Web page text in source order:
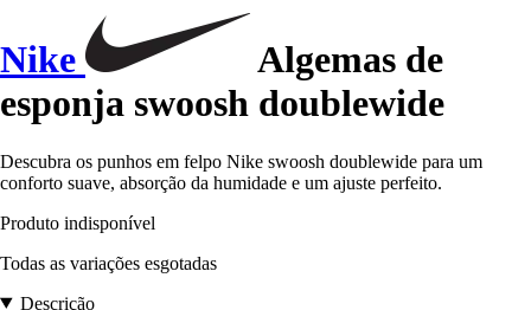
Nike
Algemas de
esponja swoosh doublewide
Descubra os punhos em felpo Nike swoosh doublewide para um
conforto suave, absorção da humidade e um ajuste perfeito.
Produto indisponível
Todas as variações esgotadas
Descrição